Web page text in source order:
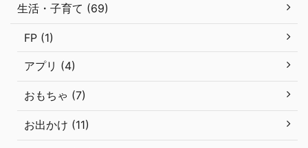
生活・子育て (69)
FP (1)
アプリ (4)
おもちゃ (7)
お出かけ (11)